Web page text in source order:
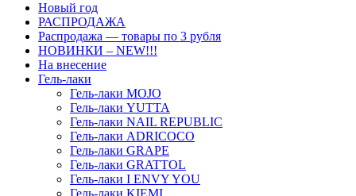
Новый год
РАСПРОДАЖА
Распродажа — товары по 3 рубля
НОВИНКИ – NEW!!!
На внесение
Гель-лаки
Гель-лаки MOJO
Гель-лаки YUTTA
Гель-лаки NAIL REPUBLIC
Гель-лаки ADRICOCO
Гель-лаки GRAPE
Гель-лаки GRATTOL
Гель-лаки I ENVY YOU
Гель-лаки KIEMI